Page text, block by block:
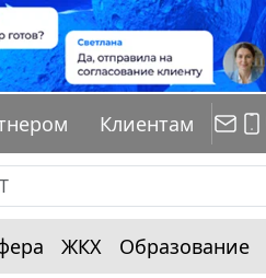
Клиентам
ЖКХ Образование